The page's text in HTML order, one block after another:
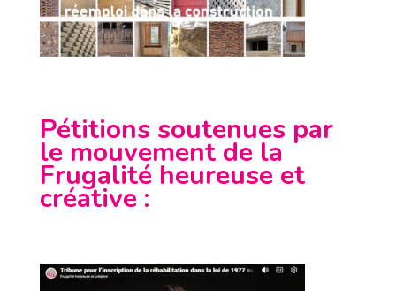
Pétitions soutenues par
le mouvement de la
Frugalité heureuse et
créative :